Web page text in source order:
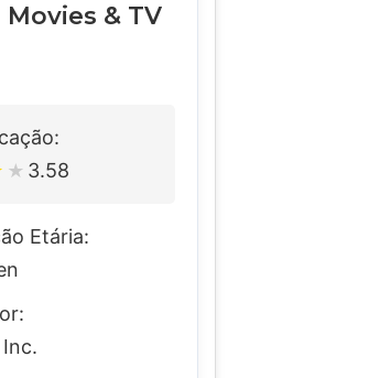
& TV
★ 3.58
Etária:
Inc.